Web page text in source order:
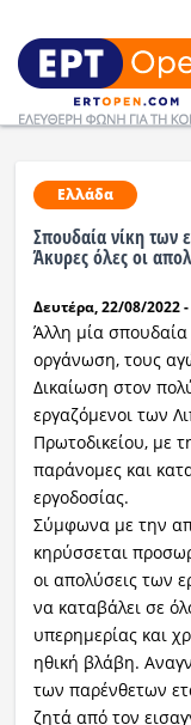
Ειδήσεις
Ελλάδα
Κόσμος
Ραδιόφωνο LIVE
Εκπομπές
Ελλάδα
Σπουδαία νίκη των
Άκυρες όλες οι
Δευτέρα, 22/08/2022 -
Άλλη μία
οργάνωση, τους
Δικαίωση στον
εργαζόμενοι των
Πρωτοδικείου, με
παράνομες και
εργοδοσίας.
Σύμφωνα με την
κηρύσσεται
οι απολύσεις των
να καταβάλει σε
υπερημερίας και
ηθική βλάβη.
των παρένθετων
ζητά από τον